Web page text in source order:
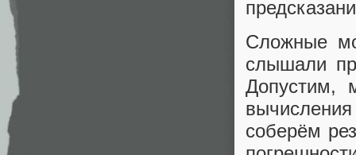
Сложные
слышали
Допустим,
соберём